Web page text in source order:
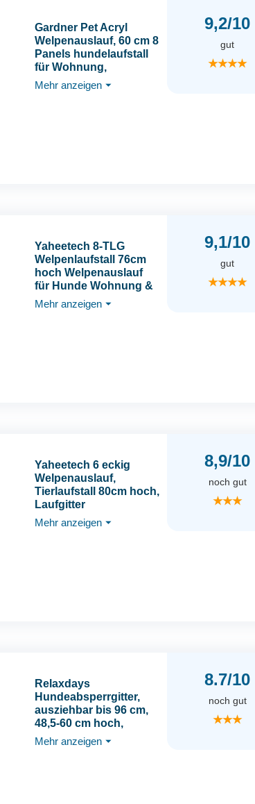
Gardner Pet Acryl
Welpenauslauf, 60 cm 8
Panels hundelaufstall
für Wohnung,
Welpenlaufstall faltbar,
Transparent, mit
Mehr anzeigen ⏷
9,2/10
gut
★★★★
Yaheetech 8-TLG
Welpenlaufstall 76cm
hoch Welpenauslauf
für Hunde Wohnung &
Garten, faltbar,
Freilaufgehege
Mehr anzeigen ⏷
9,1/10
gut
★★★★
Yaheetech 6 eckig
Welpenauslauf,
Tierlaufstall 80cm hoch,
Laufgitter
welpenlaufstall mit Tür,
Freigehege für Hund,
Mehr anzeigen ⏷
8,9/10
noch gut
★★★
Relaxdays
Hundeabsperrgitter,
ausziehbar bis 96 cm,
48,5-60 cm hoch,
Bambus, Hunde
Schutzgitter für Treppe
Mehr anzeigen ⏷
8.7/10
noch gut
★★★